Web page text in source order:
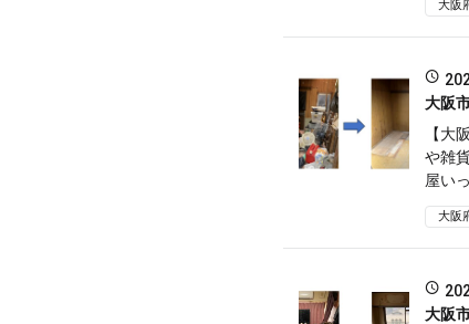
大阪
大阪
【大
や雑
屋い
大阪
大阪